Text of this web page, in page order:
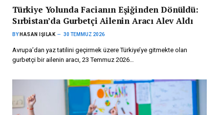
Türkiye Yolunda Facianın Eşiğinden Dönüldü:
Sırbistan’da Gurbetçi Ailenin Aracı Alev Aldı
BY HASAN IŞILAK 30 TEMMUZ 2026
Avrupa’dan yaz tatilini geçirmek üzere Türkiye’ye gitmekte olan
gurbetçi bir ailenin aracı, 23 Temmuz 2026…